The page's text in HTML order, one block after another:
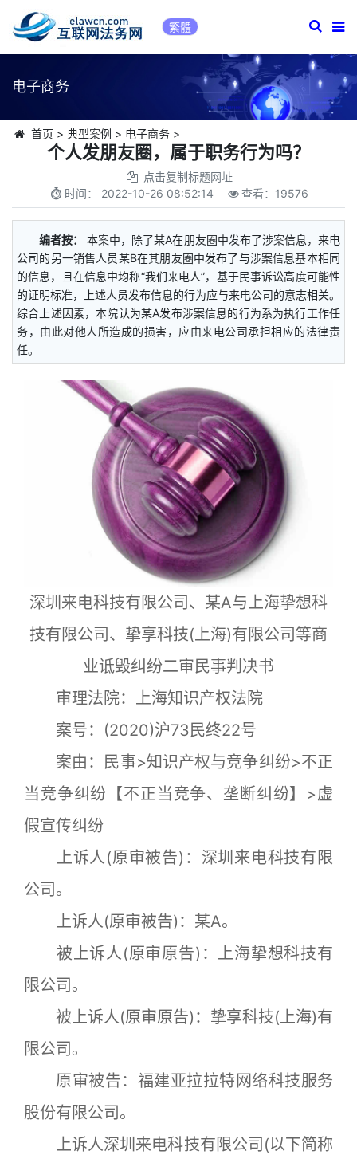
繁體
电子商务
首页 > 典型案例 > 电子商务>
个人发朋友圈，属于职务行为吗？
点击复制标题网址
时间： 2022-10-26 08:52:14 查看： 19576
编者按：
本案中，除了某A在朋友圈中发布了涉案信息，来电
公司的另一销售人员某B在其朋友圈中发布了与涉案信息基本相同
的信息，且在信息中均称“我们来电人”，基于民事诉讼高度可能性
的证明标准，上述人员发布信息的行为应与来电公司的意志相关。
综合上述因素，本院认为某A发布涉案信息的行为系为执行工作任
务，由此对他人所造成的损害，应由来电公司承担相应的法律责
任。
深圳来电科技有限公司、某A与上海挚想科
技有限公司、挚享科技(上海)有限公司等商
业诋毁纠纷二审民事判决书
审理法院：上海知识产权法院
案号：(2020)沪73民终22号
案由：民事>知识产权与竞争纠纷>不正
当竞争纠纷【不正当竞争、垄断纠纷】>虚
假宣传纠纷
上诉人(原审被告)：深圳来电科技有限
公司。
上诉人(原审被告)：某A。
被上诉人(原审原告)：上海挚想科技有
限公司。
被上诉人(原审原告)：挚享科技(上海)有
限公司。
原审被告：福建亚拉拉特网络科技服务
股份有限公司。
上诉人深圳来电科技有限公司(以下简称